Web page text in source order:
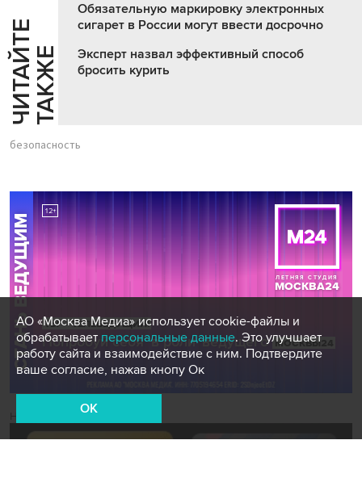
Ч
И
Т
АЙ
Т
Е
Т
А
К
ЖЕ
Обязательную маркировку электронных
сигарет в России могут ввести досрочно
Эксперт назвал эффективный способ
бросить курить
безопасность
Новости СМИ2
АО «Москва Медиа» использует cookie-файлы и
обрабатывает персональные данные. Это улучшает
работу сайта и взаимодействие с ним. Подтвердите
ваше согласие, нажав кнопу Ок
OK